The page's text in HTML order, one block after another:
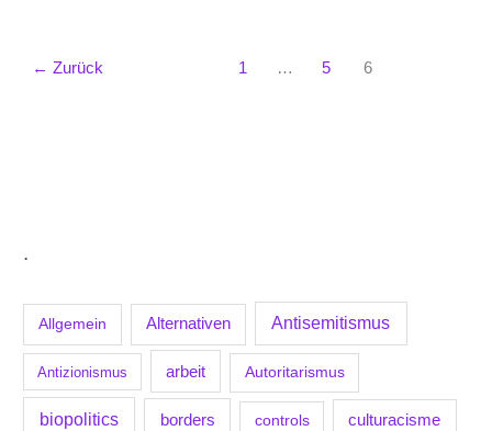
.
Allgemein Alternativen Antisemitismus
Antizionismus arbeit Autoritarismus
biopolitics borders controls culturacisme
← Zurück 1 … 5 6